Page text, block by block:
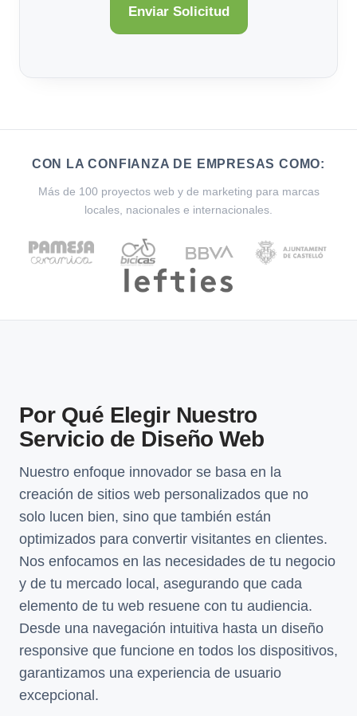
CON LA CONFIANZA DE EMPRESAS COMO:
Más de 100 proyectos web y de marketing para marcas
locales, nacionales e internacionales.
Por Qué Elegir Nuestro
Servicio de Diseño Web
Nuestro enfoque innovador se basa en la
creación de sitios web personalizados que no
solo lucen bien, sino que también están
optimizados para convertir visitantes en clientes.
Nos enfocamos en las necesidades de tu negocio
y de tu mercado local, asegurando que cada
elemento de tu web resuene con tu audiencia.
Desde una navegación intuitiva hasta un diseño
responsive que funcione en todos los dispositivos,
garantizamos una experiencia de usuario
excepcional.